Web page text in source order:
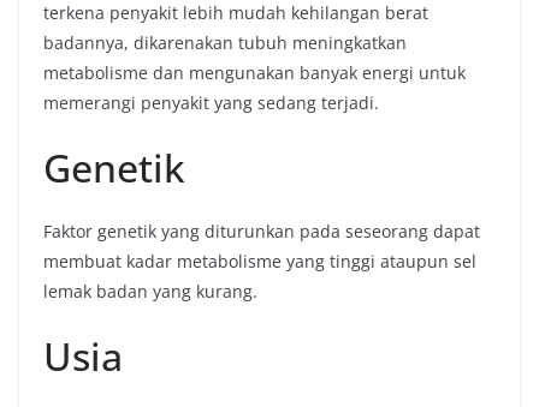
terkena penyakit lebih mudah kehilangan berat
badannya, dikarenakan tubuh meningkatkan
metabolisme dan mengunakan banyak energi untuk
memerangi penyakit yang sedang terjadi.
Genetik
Faktor genetik yang diturunkan pada seseorang dapat
membuat kadar metabolisme yang tinggi ataupun sel
lemak badan yang kurang.
Usia